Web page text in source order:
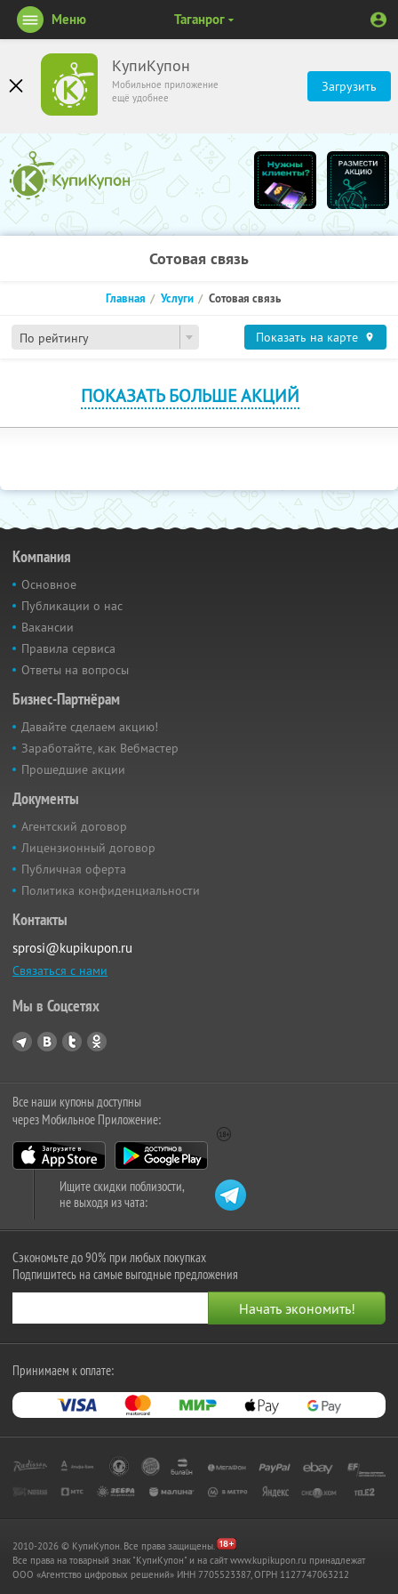
КупиКупон
Мобильное приложение
ещё удобнее
Загрузить
Меню Таганрог
Сотовая связь
По рейтингу
Главная Услуги Сотовая связь
Показать на карте
ПОКАЗАТЬ БОЛЬШЕ АКЦИЙ
Компания
Основное
Публикации о нас
Вакансии
Правила сервиса
Ответы на вопросы
Бизнес-Партнёрам
Давайте сделаем акцию!
Заработайте, как Вебмастер
Прошедшие акции
Документы
Агентский договор
Лицензионный договор
Публичная оферта
Политика конфиденциальности
Контакты
sprosi@kupikupon.ru
Связаться с нами
Мы в Соцсетях
Все наши купоны доступны
через Мобильное Приложение:
Ищите скидки поблизости,
не выходя из чата:
Сэкономьте до 90% при любых покупках
Подпишитесь на самые выгодные предложения
Принимаем к оплате:
2010-2026 © КупиКупон. Все права защищены.
Все права на товарный знак "КупиКупон" и на сайт www.kupikupon.ru принадлежат
OOO «Агентство цифровых решений» ИНН 7705523387, ОГРН 1127747063212